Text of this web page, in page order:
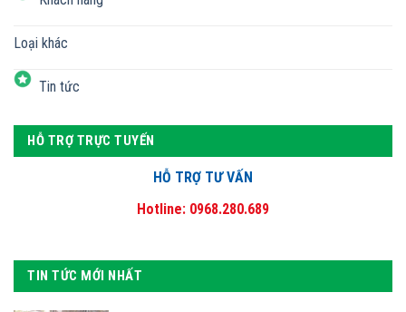
Loại khác
Tin tức
HỖ TRỢ TRỰC TUYẾN
HỖ TRỢ TƯ VẤN
Hotline: 0968.280.689
TIN TỨC MỚI NHẤT